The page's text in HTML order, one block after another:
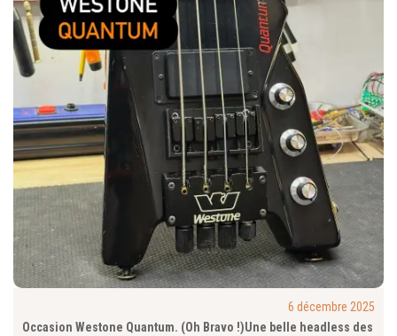
6 décembre 2025
Occasion Westone Quantum. (Oh Bravo !)Une belle headless des